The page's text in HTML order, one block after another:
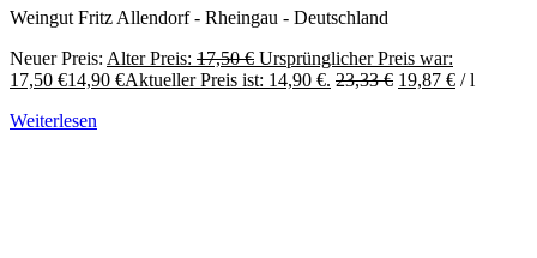
Weingut Fritz Allendorf - Rheingau - Deutschland
Neuer Preis: Alter Preis: 17,50€ Ursprünglicher Preis war:
17,50 €14,90 €Aktueller Preis ist: 14,90 €. 23,33€ 19,87 € /l
Weiterlesen